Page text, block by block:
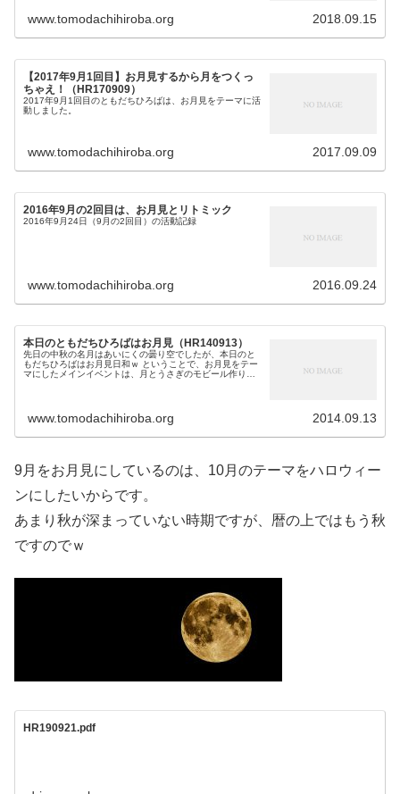
www.tomodachihiroba.org 2018.09.15
【2017年9月1回目】お月見するから月をつくっ
ちゃえ！（HR170909）
2017年9月1回目のともだちひろばは、お月見をテーマに活
動しました。
www.tomodachihiroba.org 2017.09.09
2016年9月の2回目は、お月見とリトミック
2016年9月24日（9月の2回目）の活動記録
www.tomodachihiroba.org 2016.09.24
本日のともだちひろばはお月見（HR140913）
先日の中秋の名月はあいにくの曇り空でしたが、本日のと
もだちひろばはお月見日和ｗ ということで、お月見をテー
マにしたメインイベントは、月とうさぎのモビール作りで
www.tomodachihiroba.org 2014.09.13
9月をお月見にしているのは、10月のテーマをハロウィー
ンにしたいからです。
あまり秋が深まっていない時期ですが、暦の上ではもう秋
ですのでｗ
HR190921.pdf